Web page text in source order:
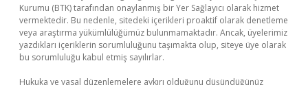
Kurumu (BTK) tarafından onaylanmış bir Yer Sağlayıcı olarak hizmet
vermektedir. Bu nedenle, sitedeki içerikleri proaktif olarak denetleme
veya araştırma yükümlülüğümüz bulunmamaktadır. Ancak, üyelerimiz
yazdıkları içeriklerin sorumluluğunu taşımakta olup, siteye üye olarak
bu sorumluluğu kabul etmiş sayılırlar.
Hukuka ve yasal düzenlemelere aykırı olduğunu düşündüğünüz